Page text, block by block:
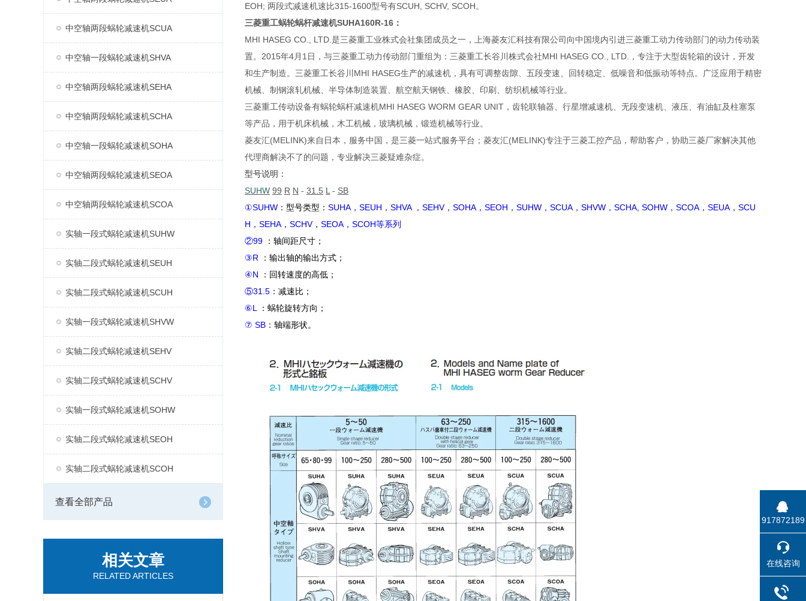
中空轴两段蜗轮减速机SCUA
中空轴一段蜗轮减速机SHVA
中空轴两段蜗轮减速机SEHA
中空轴两段蜗轮减速机SCHA
中空轴一段蜗轮减速机SOHA
中空轴两段蜗轮减速机SEOA
中空轴两段蜗轮减速机SCOA
实轴一段式蜗轮减速机SUHW
实轴二段式蜗轮减速机SEUH
实轴二段式蜗轮减速机SCUH
实轴一段式蜗轮减速机SHVW
实轴二段式蜗轮减速机SEHV
实轴二段式蜗轮减速机SCHV
实轴一段式蜗轮减速机SOHW
实轴二段式蜗轮减速机SEOH
实轴二段式蜗轮减速机SCOH
查看全部产品
相关文章
RELATED ARTICLES
EOH; 两段式减速机速比315-1600型号有SCUH, SCHV, SCOH。
三菱重工蜗轮蜗杆减速机SUHA160R-16：
MHI HASEG CO., LTD.是三菱重工业株式会社集团成员之一，上海菱友汇科技有限公司向中国境内引进三菱重工动力传动部门的动力传动装
置。2015年4月1日，与三菱重工动力传动部门重组为：三菱重工长谷川株式会社MHI HASEG CO., LTD.，专注于大型齿轮箱的设计，开发
和生产制造。三菱重工长谷川MHI HASEG生产的减速机，具有可调整齿隙、五段变速、回转稳定、低噪音和低振动等特点。广泛应用于精密
机械、制钢滚轧机械、半导体制造装置、航空航天钢铁、橡胶、印刷、纺织机械等行业。
三菱重工传动设备有蜗轮蜗杆减速机MHI HASEG WORM GEAR UNIT，齿轮联轴器、行星增减速机、无段变速机、液压、有油缸及柱塞泵
等产品，用于机床机械，木工机械，玻璃机械，锻造机械等行业。
菱友汇(MELINK)来自日本，服务中国，是三菱一站式服务平台；菱友汇(MELINK)专注于三菱工控产品，帮助客户，协助三菱厂家解决其他
代理商解决不了的问题，专业解决三菱疑难杂症。
型号说明：
SUHW 99 R N - 31.5 L - SB
①SUHW ：型号类型： SUHA，SEUH，SHVA ， SEHV，SOHA，SEOH，SUHW，SCUA，SHVW，SCHA, SOHW，SCOA，SEUA，SCU
H，SEHA，SCHV， SEOA，SCOH等系列
②99
：轴间距尺寸；
③R
：输出轴的输出方式；
④N
：回转速度的高低；
⑤31.5 ：减速比；
⑥L
：蜗轮旋转方向；
⑦ SB ：轴端形状。
917872189
在线咨询